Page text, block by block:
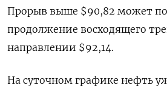
Прорыв выше $90,82 может
продолжение восходящего
направлении $92,14.
На суточном графике нефть